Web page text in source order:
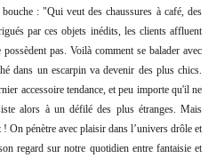
: "Qui veut des chaussures à café, des
par ces objets inédits, les clients affluent
pas. Voilà comment se balader avec
dans un escarpin va devenir des plus chics.
accessoire tendance, et peu importe qu'il ne
alors à un défilé des plus étranges. Mais
On pénètre avec plaisir dans l’univers drôle et
regard sur notre quotidien entre fantaisie et